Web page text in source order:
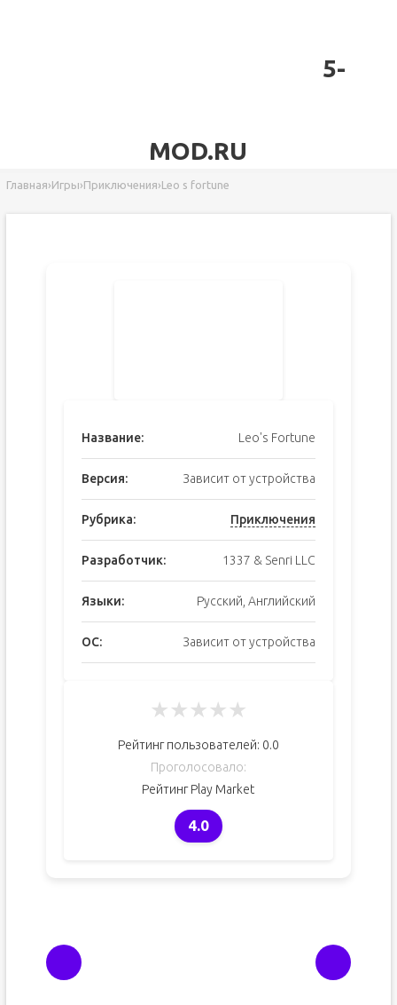
5-
MOD.RU
Главная›Игры›Приключения›Leo s fortune
Название: Leo's Fortune
Версия: Зависит от устройства
Рубрика: Приключения
Разработчик: 1337 & Senri LLC
Языки: Русский, Английский
ОС: Зависит от устройства
★★★★★
Рейтинг пользователей: 0.0
Проголосовало:
Рейтинг Play Market
4.0